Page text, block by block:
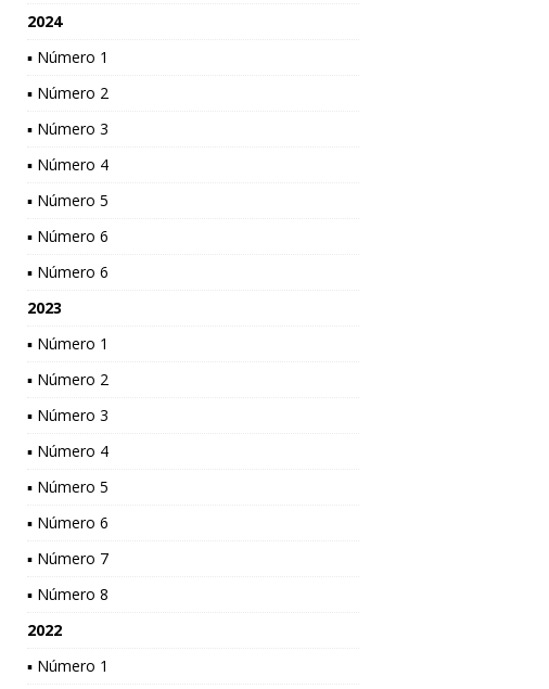
2024
▪ Número 1
▪ Número 2
▪ Número 3
▪ Número 4
▪ Número 5
▪ Número 6
▪ Número 6
2023
▪ Número 1
▪ Número 2
▪ Número 3
▪ Número 4
▪ Número 5
▪ Número 6
▪ Número 7
▪ Número 8
2022
▪ Número 1